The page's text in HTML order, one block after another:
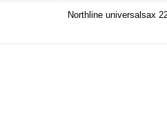
Northline universalsax